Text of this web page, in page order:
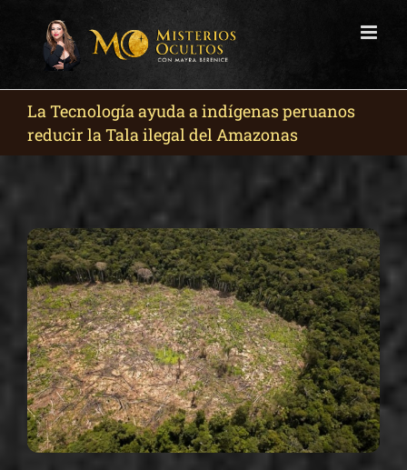
La Tecnología ayuda a indígenas peruanos
reducir la Tala ilegal del Amazonas